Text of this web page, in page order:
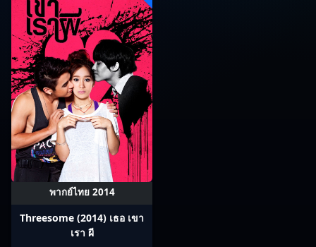
พากย์ไทย 2014
Threesome (2014) เธอ เขา
เรา ผี